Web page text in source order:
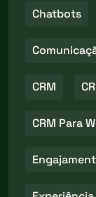
Chatbots
CRM
CRM Para